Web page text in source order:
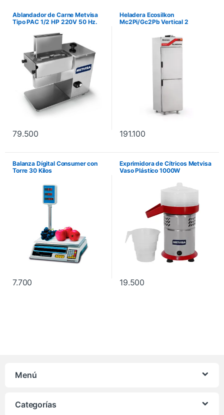
Ablandador de Carne Metvisa
Tipo PAC 1/2 HP 220V 50 Hz.
79.500
Heladera Ecosilkon
Mc2Pi/Gc2Pb Vertical 2
incluye instalación.
191.100
Balanza Dígital Consumer con
Torre 30 Kilos
7.700
Exprimidora de Cítricos Metvisa
Vaso Plástico 1000W
19.500
Menú
Categorías